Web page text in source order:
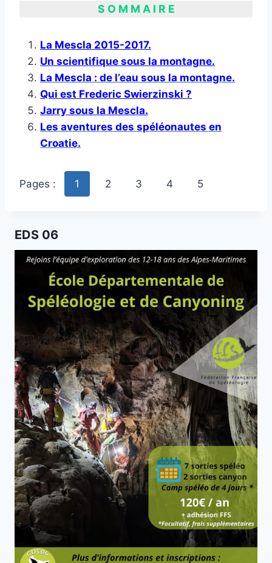
S O M M A I R E
La Mescla 2015-2017.
Un scientifique sous la montagne.
La Mescla : de l’eau sous la montagne.
Qui est Frederic Swierzinski ?
Jarry sous la Mescla.
Les aventures des spéléonautes en
Croatie.
Pages : 1 2 3 4 5
EDS 06